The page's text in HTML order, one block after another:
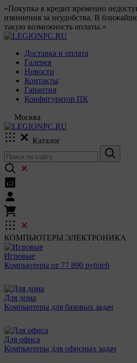
«Покупка в кредит временно
извинения за неудобства. В
такую возможность оплаты.»
Доставка и оплата
Галерея
Новости
Контакты
Гарантия
Конфигуратор ПК
Москва
Каталог
КОМПЬЮТЕРЫ ЭЛЕКТРОНИКА
Игровые
Компьютеры от 77 890 рублей
Для дома
Компьютеры для базовых задач
Для офиса
Компьютеры для офисных задач